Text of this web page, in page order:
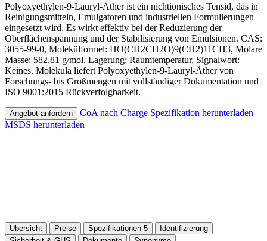
Polyoxyethylen-9-Lauryl-Äther ist ein nichtionisches Tensid, das in
Reinigungsmitteln, Emulgatoren und industriellen Formulierungen
eingesetzt wird. Es wirkt effektiv bei der Reduzierung der
Oberflächenspannung und der Stabilisierung von Emulsionen. CAS:
3055-99-0, Molekülformel: HO(CH2CH2O)9(CH2)11CH3, Molare
Masse: 582,81 g/mol, Lagerung: Raumtemperatur, Signalwort:
Keines. Molekula liefert Polyoxyethylen-9-Lauryl-Äther von
Forschungs- bis Großmengen mit vollständiger Dokumentation und
ISO 9001:2015 Rückverfolgbarkeit.
Angebot anfordern CoA nach Charge Spezifikation herunterladen
MSDS herunterladen
Übersicht Preise Spezifikationen 5
Identifizierung